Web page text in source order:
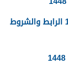
استخراج رخص حفر الابار في السعودية 1448 الرابط والشروط